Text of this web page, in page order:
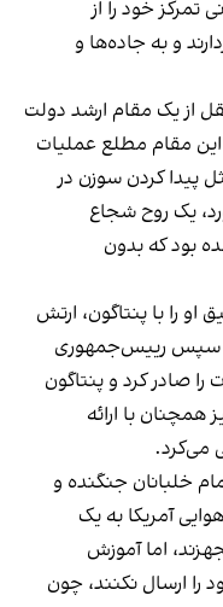
تمرکز خود را از
و به جاده‌ها و
از یک مقام ارشد دولت
این مقام مطلع عملیات
پیدا کردن سوزن در
یک روح شجاع
بود که بدون
را با پنتاگون، ارتش
سپس رییس‌جمهوری
صادر کرد و پنتاگون
همچنان با ارائه
می‌کرد.
خلبانان جنگنده و
آمریکا به یک
اما آموزش
ارسال نکنند، چون